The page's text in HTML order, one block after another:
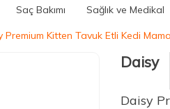
Saç Bakımı Sağlık ve Medikal
Premium Kitten Tavuk Etli Kedi
Daisy
Daisy